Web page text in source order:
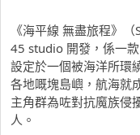
《海平線 無盡旅程》
45 studio 開發，係一
設定於一個被海洋所環
各地嘅塊島嶼，航海就
主角群為咗對抗魔族侵
人。